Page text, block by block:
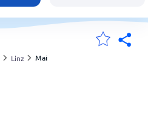
Linz Mai